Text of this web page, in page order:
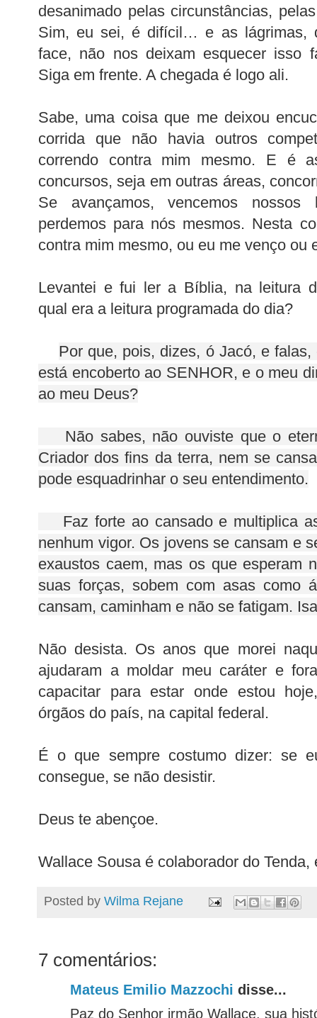
desanimado pelas circunstâncias,
Sim, eu sei, é difícil… e as lágrimas,
face, não nos deixam esquecer isso
Siga em frente. A chegada é logo ali.
Sabe, uma coisa que me deixou
corrida que não havia outros
correndo contra mim mesmo. E é
concursos, seja em outras áreas,
Se avançamos, vencemos nossos
perdemos para nós mesmos. Nesta
contra mim mesmo, ou eu me venço ou
Levantei e fui ler a Bíblia, na leitura
qual era a leitura programada do dia?
Por que, pois, dizes, ó Jacó, e
está encoberto ao SENHOR, e o meu
ao meu Deus?
Não sabes, não ouviste que o
Criador dos fins da terra, nem se
pode esquadrinhar o seu entendimento.
Faz forte ao cansado e multiplica
nenhum vigor. Os jovens se cansam e
exaustos caem, mas os que esperam
suas forças, sobem com asas como
cansam, caminham e não se fatigam.
Não desista. Os anos que morei
ajudaram a moldar meu caráter e
capacitar para estar onde estou
órgãos do país, na capital federal.
É o que sempre costumo dizer: se
consegue, se não desistir.
Deus te abençoe.
Wallace Sousa é colaborador do
Posted by Wilma Rejane
7 comentários:
Mateus Emilio Mazzochi disse...
Paz do Senhor irmão Wallace. sua